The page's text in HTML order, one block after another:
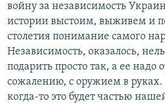
войну за независимость
истории выстоим, выживем и
столетия понимание самого
Независимость, оказалось,
подарить просто так, а ее надо
сожалению, с оружием в руках.
когда-то это будет частью